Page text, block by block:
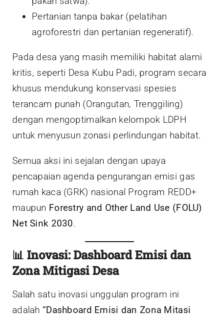
Pertanian tanpa bakar (pelatihan
agroforestri dan pertanian regeneratif).
Pada desa yang masih memiliki habitat alami
kritis, seperti Desa Kubu Padi, program secara
khusus mendukung konservasi spesies
terancam punah (Orangutan, Trenggiling)
dengan mengoptimalkan kelompok LDPH
untuk menyusun zonasi perlindungan habitat.
Semua aksi ini sejalan dengan upaya
pencapaian agenda pengurangan emisi gas
rumah kaca (GRK) nasional Program REDD+
maupun Forestry and Other Land Use (FOLU)
Net Sink 2030.
📊 Inovasi: Dashboard Emisi dan
Zona Mitigasi Desa
Salah satu inovasi unggulan program ini
adalah “Dashboard Emisi dan Zona Mitasi